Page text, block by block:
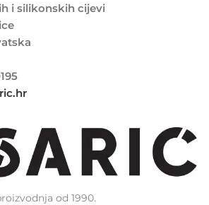
i silikonskih cijevi
od 1990.